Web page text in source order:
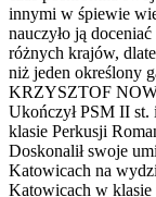
innymi w śpiewie
nauczyło ją
różnych krajów,
niż jeden określony
KRZYSZTOF
Ukończył PSM II st.
klasie Perkusji
Doskonalił swoje
Katowicach na
Katowicach w klasie